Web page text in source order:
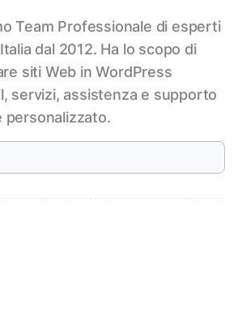
Team Professionale di esperti
dal 2012. Ha lo scopo di
siti Web in WordPress
servizi, assistenza e supporto
personalizzato.